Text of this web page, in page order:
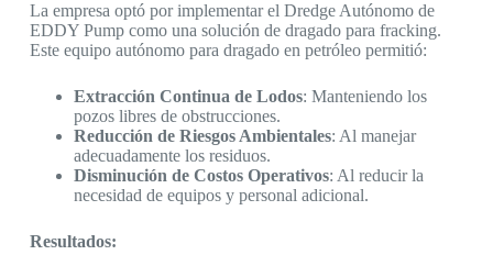
La empresa optó por implementar el Dredge Autónomo de
EDDY Pump como una solución de dragado para fracking.
Este equipo autónomo para dragado en petróleo permitió:
Extracción Continua de Lodos: Manteniendo los
pozos libres de obstrucciones.
Reducción de Riesgos Ambientales: Al manejar
adecuadamente los residuos.
Disminución de Costos Operativos: Al reducir la
necesidad de equipos y personal adicional.
Resultados: